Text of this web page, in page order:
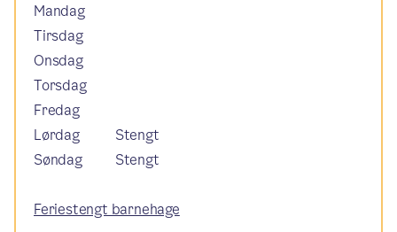
Mandag
Tirsdag
Onsdag
Torsdag
Fredag
Lørdag
Stengt
Søndag
Stengt
Feriestengt barnehage